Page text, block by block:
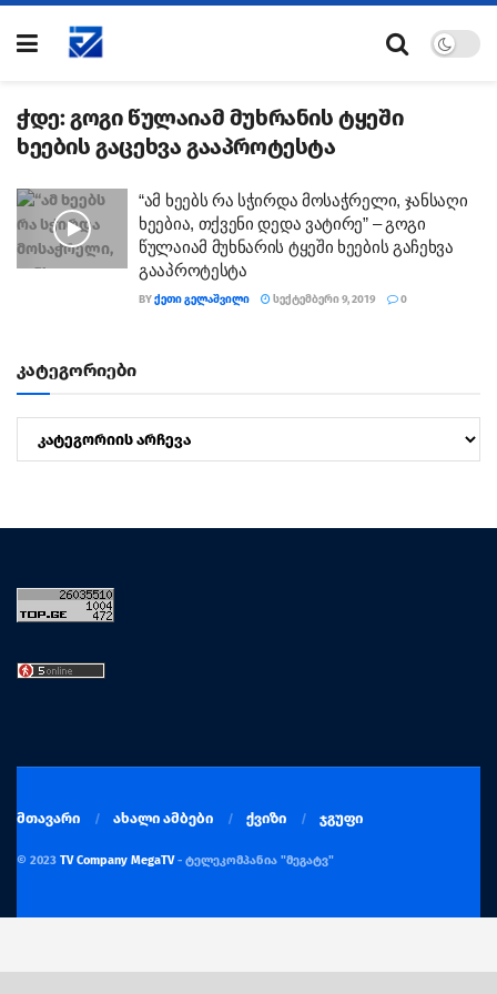
ჭდე:გოგი წულაიამ მუხრანის ტყეში
ხეების გაცეხვა გააპროტესტა
“ამ ხეებს რა სჭირდა მოსაჭრელი, ჯანსაღი
ხეებია, თქვენი დედა ვატირე” – გოგი
წულაიამ მუხნარის ტყეში ხეების გაჩეხვა
გააპროტესტა
BYᲥᲔᲗᲘ ᲒᲔᲚᲐᲨᲕᲘᲚᲘ ᲡᲔᲥᲢᲔᲛᲑᲔᲠᲘ 9, 2019 0
კატეგორიები
მთავარი ახალი ამბები ქვიზი ჯგუფი
© 2023 TV Company MegaTV- ტელეკომპანია "მეგატვ"